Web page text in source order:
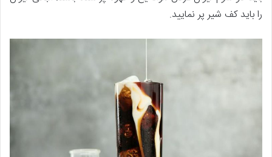
را باید کف شیر پر نمایید.